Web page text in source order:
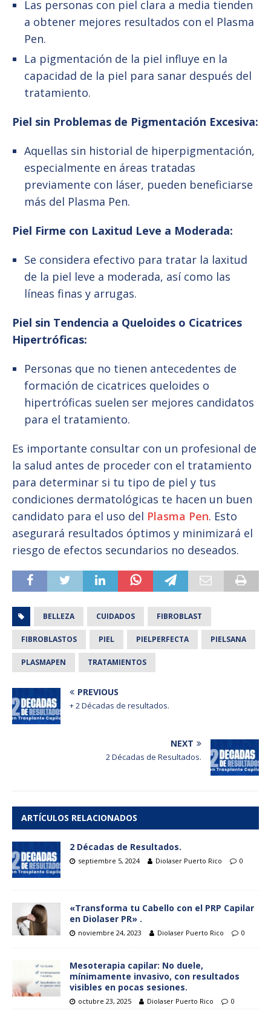
Las personas con piel clara a media tienden
a obtener mejores resultados con el Plasma
Pen.
La pigmentación de la piel influye en la
capacidad de la piel para sanar después del
tratamiento.
Piel sin Problemas de Pigmentación Excesiva:
Aquellas sin historial de hiperpigmentación,
especialmente en áreas tratadas
previamente con láser, pueden beneficiarse
más del Plasma Pen.
Piel Firme con Laxitud Leve a Moderada:
Se considera efectivo para tratar la laxitud
de la piel leve a moderada, así como las
líneas finas y arrugas.
Piel sin Tendencia a Queloides o Cicatrices
Hipertróficas:
Personas que no tienen antecedentes de
formación de cicatrices queloides o
hipertróficas suelen ser mejores candidatos
para el tratamiento.
Es importante consultar con un profesional de
la salud antes de proceder con el tratamiento
para determinar si tu tipo de piel y tus
condiciones dermatológicas te hacen un buen
candidato para el uso del Plasma Pen. Esto
asegurará resultados óptimos y minimizará el
riesgo de efectos secundarios no deseados.
BELLEZA CUIDADOS FIBROBLAST
FIBROBLASTOS PIEL PIELPERFECTA PIELSANA
PLASMAPEN TRATAMIENTOS
PREVIOUS
+ 2 Décadas de resultados.
NEXT
2 Décadas de Resultados.
ARTÍCULOS RELACIONADOS
2 Décadas de Resultados.
septiembre 5, 2024 Diolaser Puerto Rico 0
«Transforma tu Cabello con el PRP Capilar
en Diolaser PR» .
noviembre 24, 2023 Diolaser Puerto Rico 0
Mesoterapia capilar: No duele,
mínimamente invasivo, con resultados
visibles en pocas sesiones.
octubre 23, 2025 Diolaser Puerto Rico 0